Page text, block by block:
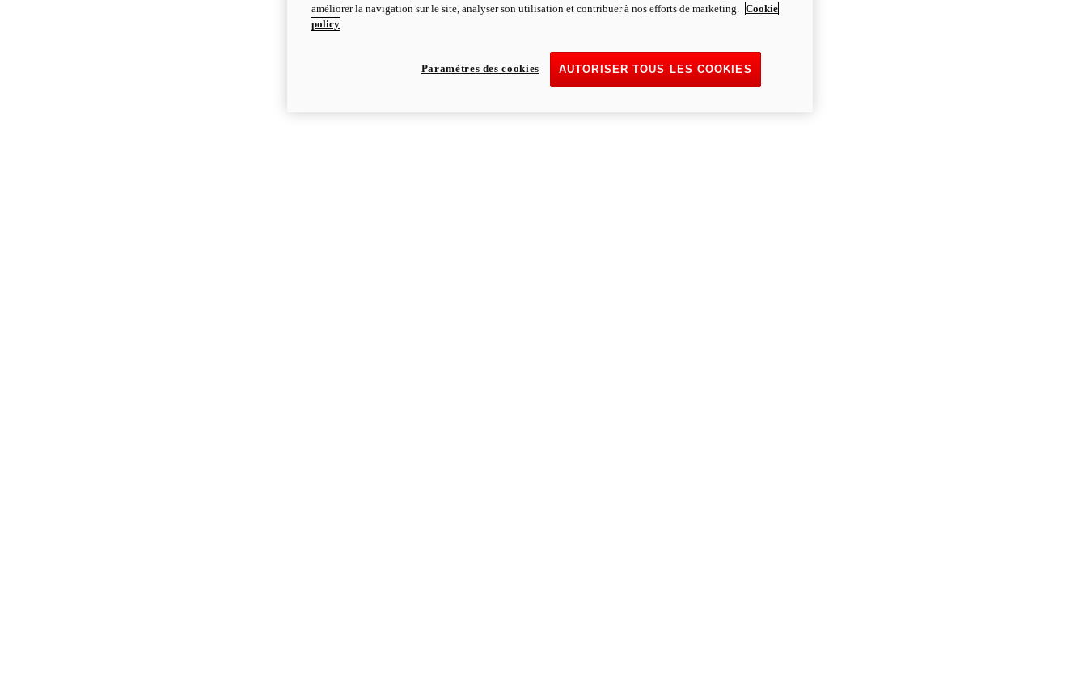
améliorer la navigation sur le site, analyser son utilisation et contribuer à nos efforts de marketing. Cookie
policy
AUTORISER TOUS LES COOKIES
Paramètres des cookies